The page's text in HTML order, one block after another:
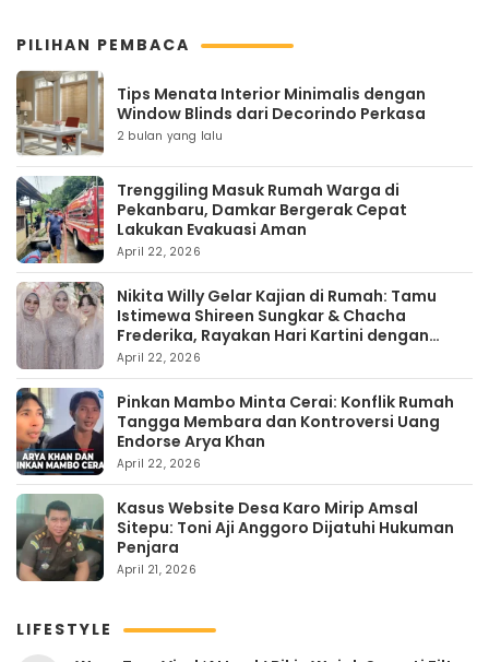
PILIHAN PEMBACA
Tips Menata Interior Minimalis dengan
Window Blinds dari Decorindo Perkasa
2 bulan yang lalu
Trenggiling Masuk Rumah Warga di
Pekanbaru, Damkar Bergerak Cepat
Lakukan Evakuasi Aman
April 22, 2026
Nikita Willy Gelar Kajian di Rumah: Tamu
Istimewa Shireen Sungkar & Chacha
Frederika, Rayakan Hari Kartini dengan
Kehangatan
April 22, 2026
Pinkan Mambo Minta Cerai: Konflik Rumah
Tangga Membara dan Kontroversi Uang
Endorse Arya Khan
April 22, 2026
Kasus Website Desa Karo Mirip Amsal
Sitepu: Toni Aji Anggoro Dijatuhi Hukuman
Penjara
April 21, 2026
LIFESTYLE